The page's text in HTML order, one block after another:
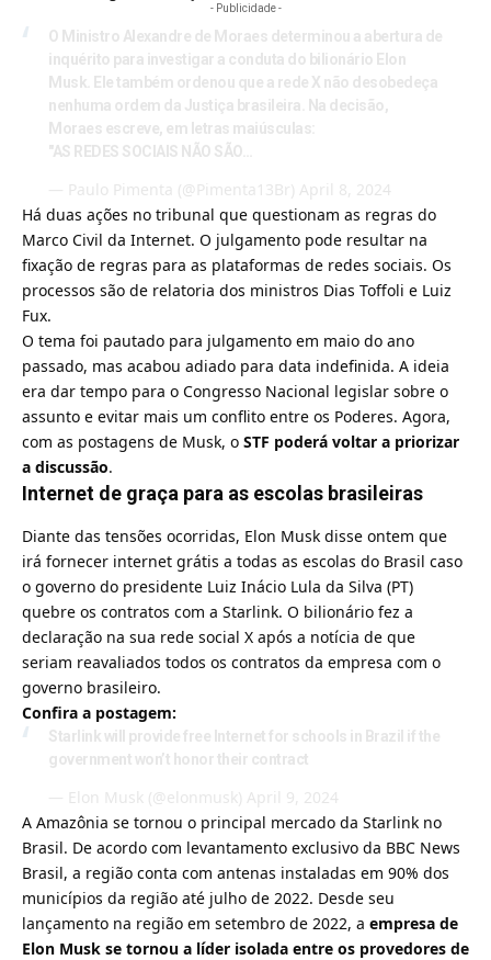
- Publicidade -
O Ministro Alexandre de Moraes determinou a abertura de
inquérito para investigar a conduta do bilionário Elon
Musk. Ele também ordenou que a rede X não desobedeça
nenhuma ordem da Justiça brasileira. Na decisão,
Moraes escreve, em letras maiúsculas:
"AS REDES SOCIAIS NÃO SÃO…
— Paulo Pimenta (@Pimenta13Br) April 8, 2024
Há duas ações no tribunal que questionam as regras do
Marco Civil da Internet. O julgamento pode resultar na
fixação de regras para as plataformas de redes sociais. Os
processos são de relatoria dos ministros Dias Toffoli e Luiz
Fux.
O tema foi pautado para julgamento em maio do ano
passado, mas acabou adiado para data indefinida. A ideia
era dar tempo para o Congresso Nacional legislar sobre o
assunto e evitar mais um conflito entre os Poderes. Agora,
com as postagens de Musk, o STF poderá voltar a priorizar
a discussão.
Internet de graça para as escolas brasileiras
Diante das tensões ocorridas, Elon Musk disse ontem que
irá fornecer internet grátis a todas as escolas do Brasil caso
o governo do presidente Luiz Inácio Lula da Silva (PT)
quebre os contratos com a Starlink. O bilionário fez a
declaração na sua rede social X após a notícia de que
seriam reavaliados todos os contratos da empresa com o
governo brasileiro.
Confira a postagem:
Starlink will provide free Internet for schools in Brazil if the
government won’t honor their contract
— Elon Musk (@elonmusk) April 9, 2024
A Amazônia se tornou o principal mercado da Starlink no
Brasil. De acordo com levantamento exclusivo da BBC News
Brasil, a região conta com antenas instaladas em 90% dos
municípios da região até julho de 2022. Desde seu
lançamento na região em setembro de 2022, a empresa de
Elon Musk se tornou a líder isolada entre os provedores de